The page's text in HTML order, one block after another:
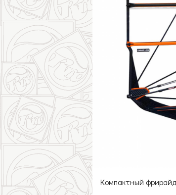
Детские
Компактный фрирайд